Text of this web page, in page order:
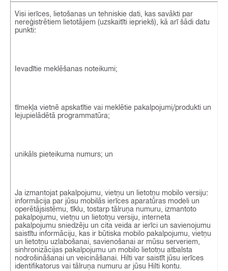
Visi ierīces, lietošanas un tehniskie dati, kas savākti par
nereģistrētiem lietotājiem (uzskaitīti iepriekš), kā arī šādi datu
punkti:
Ievadītie meklēšanas noteikumi;
tīmekļa vietnē apskatītie vai meklētie pakalpojumi/produkti un
lejupielādētā programmatūra;
unikāls pieteikuma numurs; un
Ja izmantojat pakalpojumu, vietņu un lietotņu mobilo versiju:
informācija par jūsu mobilās ierīces aparatūras modeli un
operētājsistēmu, tīklu, tostarp tālruņa numuru, izmantoto
pakalpojumu, vietņu un lietotņu versiju, interneta
pakalpojumu sniedzēju un cita veida ar ierīci un savienojumu
saistītu informāciju, kas ir būtiska mobilo pakalpojumu, vietņu
un lietotņu uzlabošanai, savienošanai ar mūsu serveriem,
sinhronizācijas pakalpojumu un mobilo lietotņu atbalsta
nodrošināšanai un veicināšanai. Hilti var saistīt jūsu ierīces
identifikatorus vai tālruņa numuru ar jūsu Hilti kontu.